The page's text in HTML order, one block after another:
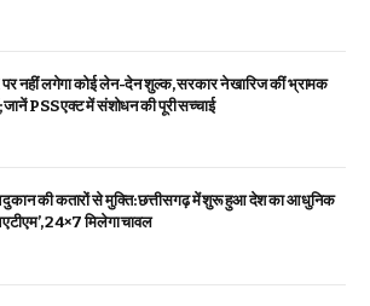
नहीं लगेगा कोई लेन-देन शुल्क, सरकार ने खारिज कीं भ्रामक
PSS एक्ट में संशोधन की पूरी सच्चाई
दुकान की कतारों से मुक्ति: छत्तीसगढ़ में शुरू हुआ देश का आधुनिक
एटीएम’, 24×7 मिलेगा चावल